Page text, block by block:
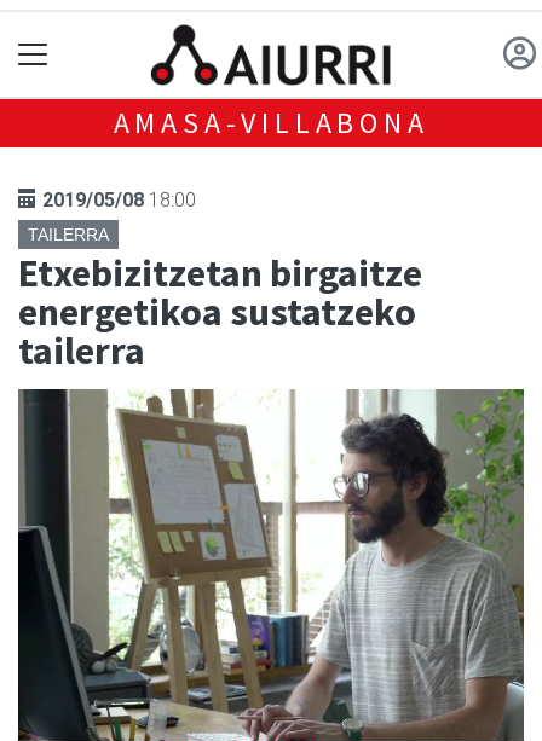
AMASA-VILLABONA
2019/05/08 18:00
TAILERRA
Etxebizitzetan birgaitze
energetikoa sustatzeko
tailerra